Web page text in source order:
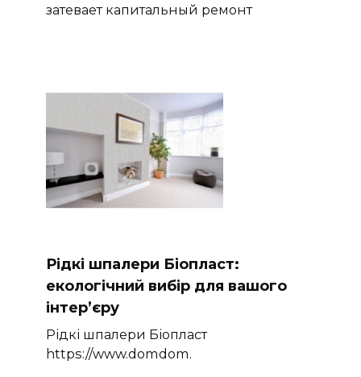
затевает капитальный ремонт
Рідкі шпалери Біопласт:
екологічний вибір для вашого
інтер’єру
Рідкі шпалери Біопласт
https://www.domdom.